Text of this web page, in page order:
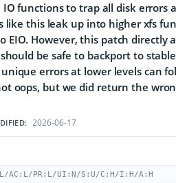
functions to trap all disk errors
this leak up into higher xfs
EIO. However, this patch directly
be safe to backport to
errors at lower levels can
oops, but we did return the
2026-06-17
AC:L/PR:L/UI:N/S:U/C:H/I:H/A:H